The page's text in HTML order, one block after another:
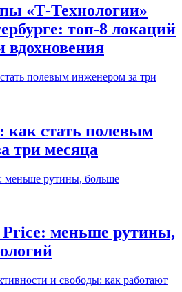
«Т-Технологии»
топ-8 локаций
вдохновения
стать полевым
три месяца
Price: меньше рутины,